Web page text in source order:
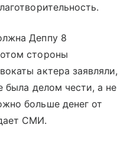
Деппу 8
стороны
актера заявляли,
была делом чести, а не
больше денег от
СМИ.